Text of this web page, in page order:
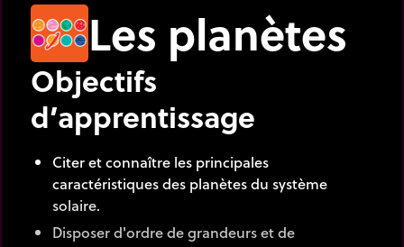
Les planètes
Objectifs
d’apprentissage
Citer et connaître les principales
caractéristiques des planètes du système
solaire.
Disposer d'ordre de grandeurs et de